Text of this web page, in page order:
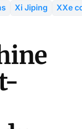
Xi Jiping XXe